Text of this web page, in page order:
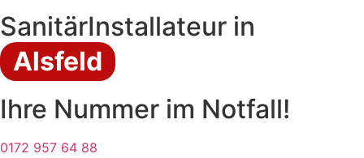
SanitärInstallateur in
Alsfeld
Ihre Nummer im Notfall!
0172 957 64 88